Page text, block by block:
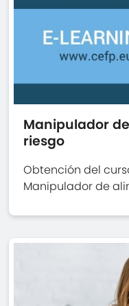
Manipulador
riesgo
Obtención del
Manipulador de